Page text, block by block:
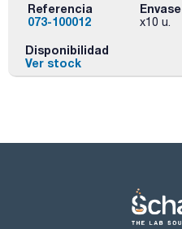
Referencia
073-100012
Envase
x10 u.
Disponibilidad
Ver stock